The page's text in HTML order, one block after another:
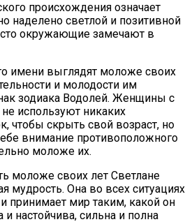
происхождения означает
наделено светлой и позитивной
окружающие замечают в
имени выглядят моложе своих
и молодости им
зодиака Водолей. Женщины с
используют никаких
чтобы скрыть свой возраст, но
внимание противоположного
моложе их.
моложе своих лет Светлане
мудрость. Она во всех ситуациях
принимает мир таким, какой он
и настойчива, сильна и полна